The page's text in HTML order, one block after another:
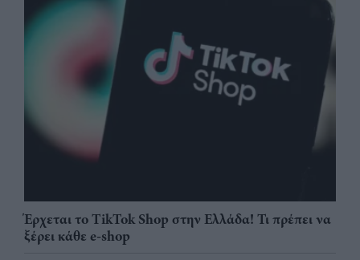
Έρχεται το TikTok Shop στην Ελλάδα! Τι πρέπει να
ξέρει κάθε e-shop